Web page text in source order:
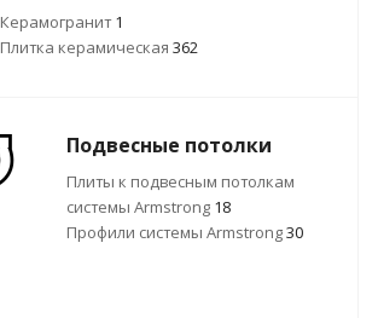
Керамогранит1
Плитка керамическая 362
Подвесные потолки
Плиты к подвесным потолкам
системы Armstrong 18
Профили системы Armstrong30